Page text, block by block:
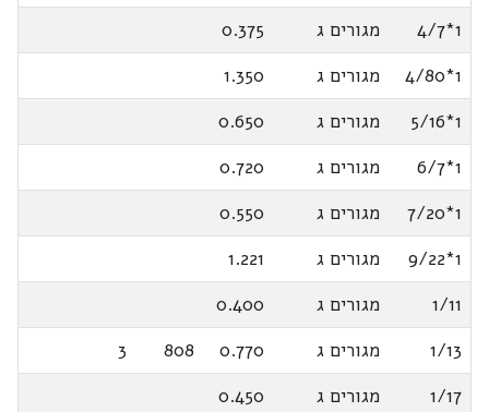
1*4/7
מגורים ג
0.375
1*4/80
מגורים ג
1.350
1*5/16
מגורים ג
0.650
1*6/7
מגורים ג
0.720
1*7/20
מגורים ג
0.550
1*9/22
מגורים ג
1.221
1/11
מגורים ג
0.400
1/13
מגורים ג 0.770
808
3
1/17
מגורים ג
0.450